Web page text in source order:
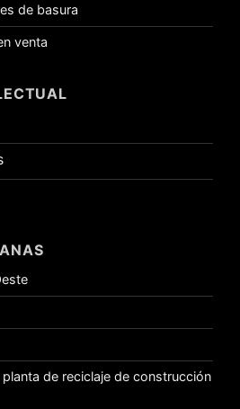
de basura
venta
de reciclaje de construcción